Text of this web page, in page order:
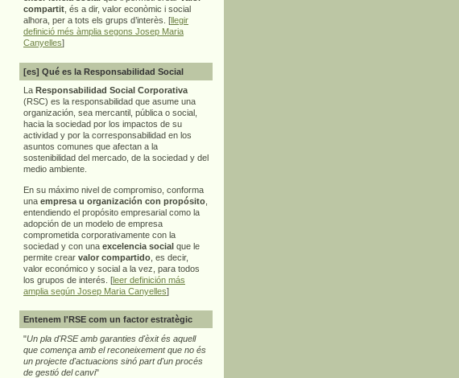
compartit , és a dir, valor econòmic i social
alhora, per a tots els grups d’interès. [llegir
definició més àmplia segons Josep Maria
Canyelles]
[es] Qué es la Responsabilidad Social
La Responsabilidad Social Corporativa
(RSC) es la responsabilidad que asume una
organización, sea mercantil, pública o social,
hacia la sociedad por los impactos de su
actividad y por la corresponsabilidad en los
asuntos comunes que afectan a la
sostenibilidad del mercado, de la sociedad y del
medio ambiente.
En su máximo nivel de compromiso, conforma
una empresa u organización con propósito
entendiendo el propósito empresarial como la
adopción de un modelo de empresa
comprometida corporativamente con la
sociedad y con una excelencia social que le
permite crear valor compartido , es decir,
valor económico y social a la vez, para todos
los grupos de interés. [leer definición más
amplia según Josep Maria Canyelles]
Entenem l'RSE com un factor estratègic
"Un pla d'RSE amb garanties d'èxit és aquell
que comença amb el reconeixement que no és
un projecte d'actuacions sinó part d'un procés
de gestió del canvi"